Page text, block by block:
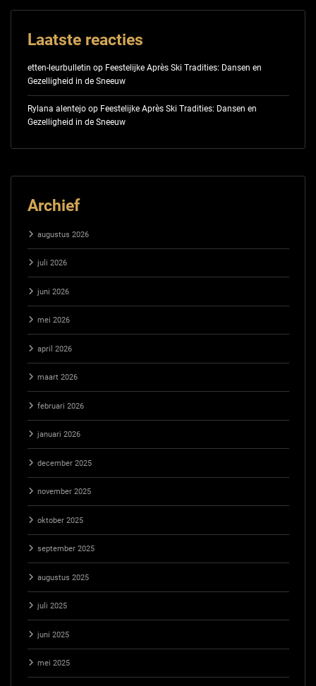
Laatste reacties
etten-leurbulletin op Feestelijke Après Ski Tradities: Dansen en
Gezelligheid in de Sneeuw
Rylana alentejoop Feestelijke Après Ski Tradities: Dansen en
Gezelligheid in de Sneeuw
Archief
augustus 2026
juli 2026
juni 2026
mei 2026
april 2026
maart 2026
februari 2026
januari 2026
december 2025
november 2025
oktober 2025
september 2025
augustus 2025
juli 2025
juni 2025
mei 2025